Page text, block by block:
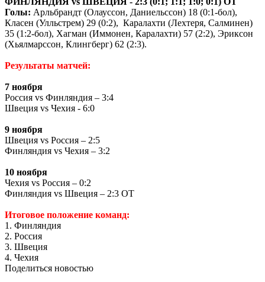
Голы: Арльбрандт (Олауссон, Даниельссон) 18 (0:1-бол),
Класен (Улльстрем) 29 (0:2), Каралахти (Лехтеря, Салминен)
35 (1:2-бол), Хагман (Иммонен, Каралахти) 57 (2:2), Эриксон
(Хьялмарссон, Клингберг) 62 (2:3).
Результаты матчей:
7 ноября
Россия vs Финляндия – 3:4
Швеция vs Чехия - 6:0
9 ноября
Швеция vs Россия – 2:5
Финляндия vs Чехия – 3:2
10 ноября
Чехия vs Россия – 0:2
Финляндия vs Швеция – 2:3 ОТ
Итоговое положение команд:
1. Финляндия
2. Россия
3. Швеция
4. Чехия
Поделиться новостью